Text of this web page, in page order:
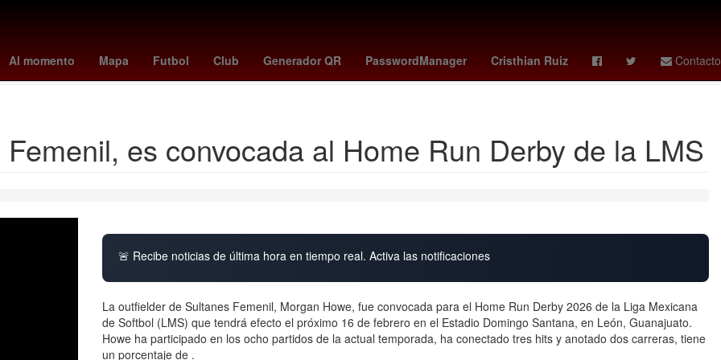
Al momento Mapa Futbol Club Generador QR PasswordManager Cristhian Ruiz Contacto
mcdonalds kpop demon hunters AZ Alkmaar Vitoria Guimaraes meghan duquesa de sussex Temporada
Álvaro Uribe
es convocada al Home Run Derby de la LMS
🚨 Recibe noticias de última hora en tiempo real. Activa las notificaciones
La outfielder de Sultanes Femenil, Morgan Howe, fue convocada para el Home Run Derby 2026 de la Liga Mexicana
de Softbol (LMS) que tendrá efecto el próximo 16 de febrero en el Estadio Domingo Santana, en León, Guanajuato.
Howe ha participado en los ocho partidos de la actual temporada, ha conectado tres hits y anotado dos carreras, tiene
un porcentaje de .